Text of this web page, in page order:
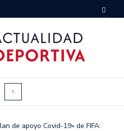
de apoyo Covid-19» de FIFA: